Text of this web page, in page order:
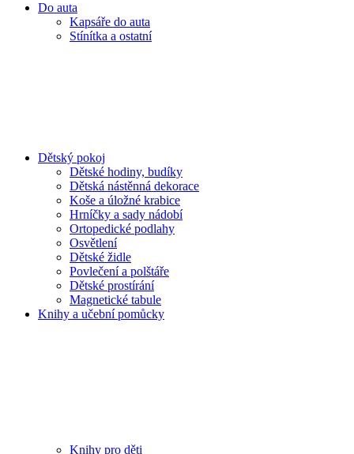
Do auta
Kapsáře do auta
Stínítka a ostatní
Dětský pokoj
Dětské hodiny, budíky
Dětská nástěnná dekorace
Koše a úložné krabice
Hrníčky a sady nádobí
Ortopedické podlahy
Osvětlení
Dětské židle
Povlečení a polštáře
Dětské prostírání
Magnetické tabule
Knihy a učební pomůcky
Knihy pro děti